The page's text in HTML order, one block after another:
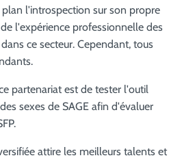
plan l'introspection sur son propre
l'expérience professionnelle des
ce secteur. Cependant, tous
partenariat est de tester l'outil
sexes de SAGE afin d'évaluer
attire les meilleurs talents et